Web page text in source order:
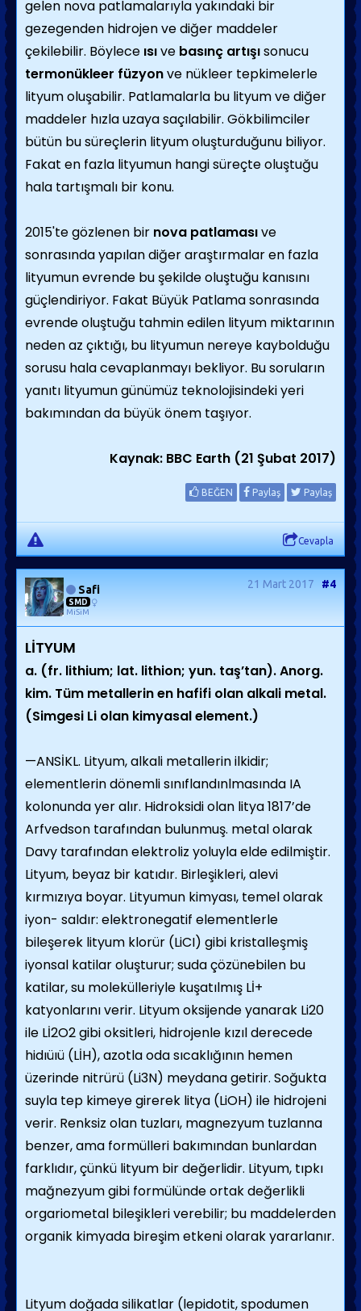
gelen nova patlamalarıyla yakındaki bir
gezegenden hidrojen ve diğer maddeler
çekilebilir. Böylece ısıve basınç artışısonucu
termonükleer füzyonve nükleer tepkimelerle
lityum oluşabilir. Patlamalarla bu lityum ve diğer
maddeler hızla uzaya saçılabilir. Gökbilimciler
bütün bu süreçlerin lityum oluşturduğunu biliyor.
Fakat en fazla lityumun hangi süreçte oluştuğu
hala tartışmalı bir konu.
2015'te gözlenen bir nova patlamasıve
sonrasında yapılan diğer araştırmalar en fazla
lityumun evrende bu şekilde oluştuğu kanısını
güçlendiriyor. Fakat Büyük Patlama sonrasında
evrende oluştuğu tahmin edilen lityum miktarının
neden az çıktığı, bu lityumun nereye kaybolduğu
sorusu hala cevaplanmayı bekliyor. Bu soruların
yanıtı lityumun günümüz teknolojisindeki yeri
bakımından da büyük önem taşıyor.
Kaynak: BBC Earth (21 Şubat 2017)
BEĞEN Paylaş Paylaş
Cevapla
Safi
SMD
MiSiM
21 Mart 2017 #4
LİTYUM
a. (fr. lithium; lat. lithion; yun. taş’tan). Anorg.
kim. Tüm metallerin en hafifi olan alkali metal.
(Simgesi Li olan kimyasal element.)
—ANSİKL. Lityum, alkali metallerin ilkidir;
elementlerin dönemli sınıflandınlmasında IA
kolonunda yer alır. Hidroksidi olan litya 1817’de
Arfvedson tarafından bulunmuş. metal olarak
Davy tarafından elektroliz yoluyla elde edilmiştir.
Lityum, beyaz bir katıdır. Birleşikleri, alevi
kırmızıya boyar. Lityumun kimyası, temel olarak
iyon- saldır: elektronegatif elementlerle
bileşerek lityum klorür (LiCI) gibi kristalleşmiş
iyonsal katilar oluşturur; suda çözünebilen bu
katilar, su molekülleriyle kuşatılmış Lİ+
katyonlarını verir. Lityum oksijende yanarak Li20
ile Lİ2O2 gibi oksitleri, hidrojenle kızıl derecede
hidıüıü (LİH), azotla oda sıcaklığının hemen
üzerinde nitrürü (Li3N) meydana getirir. Soğukta
suyla tep kimeye girerek litya (LiOH) ile hidrojeni
verir. Renksiz olan tuzları, magnezyum tuzlanna
benzer, ama formülleri bakımından bunlardan
farklıdır, çünkü lityum bir değerlidir. Lityum, tıpkı
mağnezyum gibi formülünde ortak değerlikli
orgariometal bileşikleri verebilir; bu maddelerden
organik kimyada bireşim etkeni olarak yararlanır.
Lityum doğada silikatlar (lepidotit, spodumen